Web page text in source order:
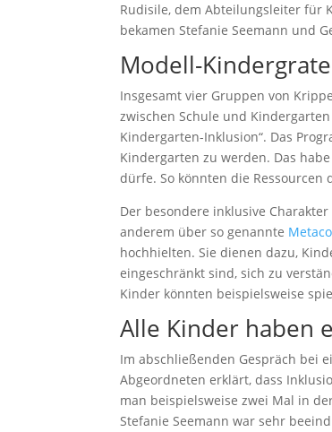
Rudisile, dem Abteilungsleiter für
bekamen Stefanie Seemann und
Modell-
Insgesamt vier Gruppen von
zwischen Schule und
Kindergarten-Inklusion“. Das
Kindergarten zu werden. Das
dürfe. So könnten die
Der besondere inklusive
anderem über so genannte
hochhielten. Sie dienen dazu,
eingeschränkt sind, sich zu
Kinder könnten beispielsweise
Alle Kinder haben
Im abschließenden Gespräch bei
Abgeordneten erklärt, dass
man beispielsweise zwei Mal in
Stefanie Seemann war sehr